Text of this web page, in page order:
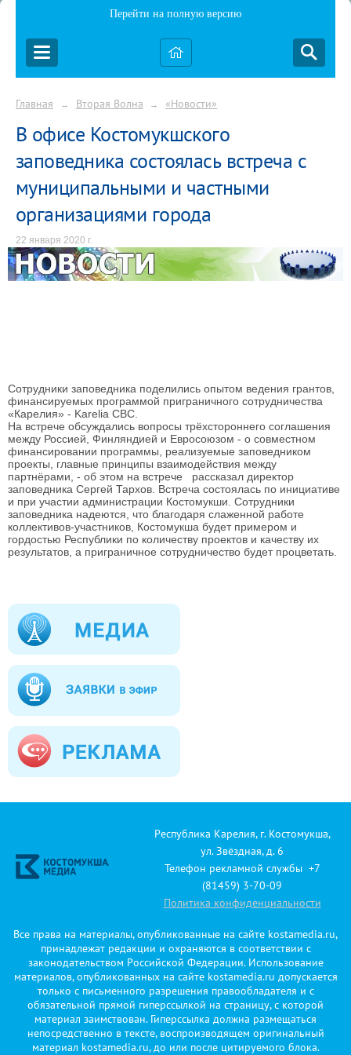
Перейти на полную версию
Главная → Вторая Волна → «Новости»
В офисе Костомукшского
заповедника состоялась встреча с
муниципальными и частными
организациями города
22 января 2020 г.
Сотрудники заповедника поделились опытом ведения грантов,
финансируемых программой приграничного сотрудничества
«Карелия» - Karelia CBC.
На встрече обсуждались вопросы трёхстороннего соглашения
между Россией, Финляндией и Евросоюзом - о совместном
финансировании программы, реализуемые заповедником
проекты, главные принципы взаимодействия между
партнёрами, - об этом на встрече рассказал директор
заповедника Сергей Тархов. Встреча состоялась по инициативе
и при участии администрации Костомукши. Сотрудники
заповедника надеются, что благодаря слаженной работе
коллективов-участников, Костомукша будет примером и
гордостью Республики по количеству проектов и качеству их
результатов, а приграничное сотрудничество будет процветать.
Республика Карелия, г. Костомукша,
ул. Звёздная, д. 6
Телефон рекламной службы +7
(81459) 3-70-09
Политика конфиденциальности
Все права на материалы, опубликованные на сайте kostamedia.ru,
принадлежат редакции и охраняются в соответствии с
законодательством Российской Федерации. Использование
материалов, опубликованных на сайте kostamedia.ru допускается
только с письменного разрешения правообладателя и с
обязательной прямой гиперссылкой на страницу, с которой
материал заимствован. Гиперссылка должна размещаться
непосредственно в тексте, воспроизводящем оригинальный
материал kostamedia.ru, до или после цитируемого блока.